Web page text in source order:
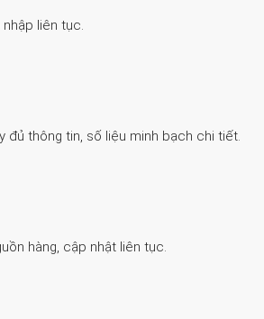
liên tục.
đủ thông tin, số liệu minh bạch chi tiết.
hàng, cập nhật liên tục.